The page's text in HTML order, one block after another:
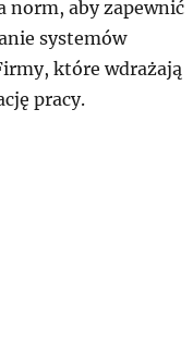
norm, aby zapewnić
systemów
które wdrażają
pracy.